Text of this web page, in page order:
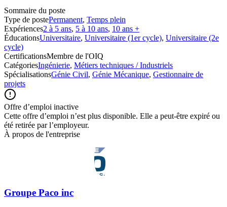
Sommaire du poste
Type de postePermanent, Temps plein
Expériences2 à 5 ans, 5 à 10 ans, 10 ans +
ÉducationsUniversitaire, Universitaire (1er cycle), Universitaire (2e
cycle)
CertificationsMembre de l'OIQ
CatégoriesIngénierie, Métiers techniques / Industriels
SpécialisationsGénie Civil, Génie Mécanique, Gestionnaire de
projets
Offre d’emploi inactive
Cette offre d’emploi n’est plus disponible. Elle a peut-être expiré ou
été retirée par l’employeur.
À propos de l'entreprise
Groupe Paco inc